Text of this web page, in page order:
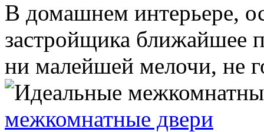
В домашнем интерьере,
застройщика ближайшее
ни малейшей мелочи, не
межкомнатные двери